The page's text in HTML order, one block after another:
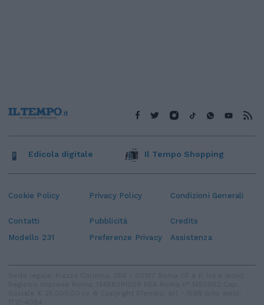
Cookie Policy Privacy Policy Condizioni Generali
Contatti Pubblicità
Credits
Modello 231
Preferenze Privacy Assistenza
Edicola digitale Il Tempo Shopping